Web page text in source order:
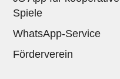
Spiele
WhatsApp-Service
Förderverein